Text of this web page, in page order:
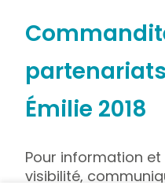
Émilie 2018
Pour information
visibilité,